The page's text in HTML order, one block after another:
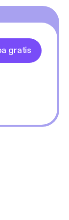
gratis